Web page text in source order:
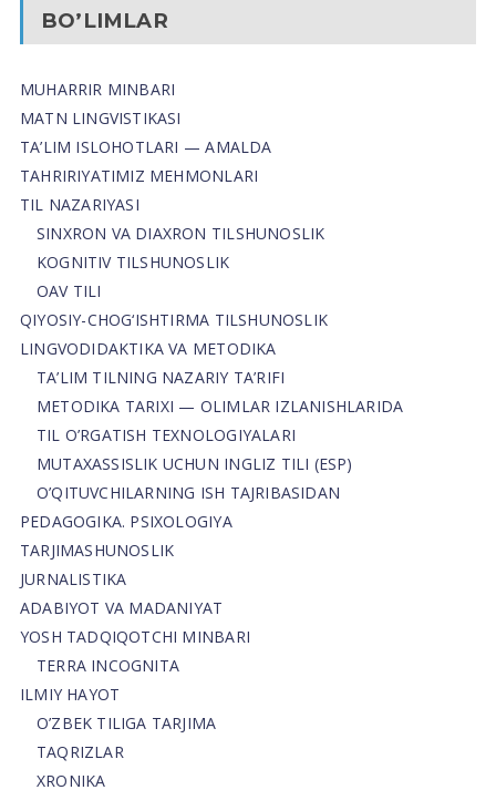
BO’LIMLAR
MUHARRIR MINBARI
MATN LINGVISTIKASI
TA’LIM ISLOHOTLARI — AMALDA
TAHRIRIYATIMIZ MEHMONLARI
TIL NAZARIYASI
SINXRON VA DIAXRON TILSHUNOSLIK
KOGNITIV TILSHUNOSLIK
OAV TILI
QIYOSIY-CHOG‘ISHTIRMA TILSHUNOSLIK
LINGVODIDAKTIKA VA METODIKA
TA’LIM TILNING NAZARIY TA’RIFI
METODIKA TARIXI — OLIMLAR IZLANISHLARIDA
TIL O’RGATISH TEXNOLOGIYALARI
MUTAXASSISLIK UCHUN INGLIZ TILI (ESP)
O’QITUVCHILARNING ISH TAJRIBASIDAN
PEDAGOGIKA. PSIXOLOGIYA
TARJIMASHUNOSLIK
JURNALISTIKA
ADABIYOT VA MADANIYAT
YOSH TADQIQOTCHI MINBARI
TERRA INCOGNITA
ILMIY HAYOT
O’ZBEK TILIGA TARJIMA
TAQRIZLAR
XRONIKA